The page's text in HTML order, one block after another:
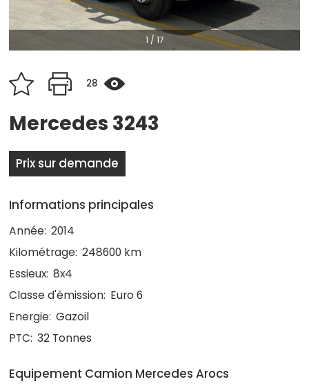
1 / 17
Mercedes 3243
Prix sur demande
28
Informations principales
Année: 2014
Kilométrage: 248600 km
Essieux: 8x4
Classe d'émission: Euro 6
Energie: Gazoil
PTC: 32 Tonnes
Equipement Camion Mercedes Arocs